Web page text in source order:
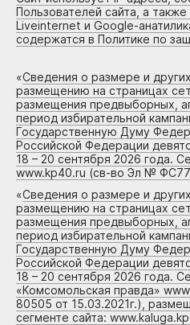
Пользователей сайта, а
Liveinternet и Google-
содержатся в Политике по
«Сведения о размере и
размещению на страницах
размещения предвыборных,
период избирательной
Государственную Думу
Российской Федерации
18 – 20 сентября 2026 года.
www.kp40.ru (св-во Эл №
«Сведения о размере и
размещению на страницах
размещения предвыборных,
период избирательной
Государственную Думу
Российской Федерации
18 – 20 сентября 2026 года.
«Комсомольская правда»
80505 от 15.03.2021г.),
сегменте сайта: